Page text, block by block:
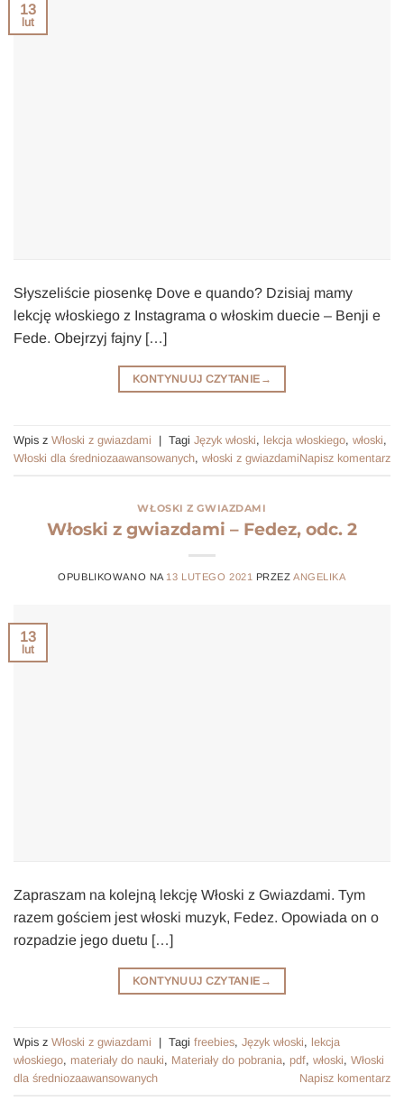
13
lut
Słyszeliście piosenkę Dove e quando? Dzisiaj mamy
lekcję włoskiego z Instagrama o włoskim duecie – Benji e
Fede. Obejrzyj fajny […]
KONTYNUUJ CZYTANIE →
Wpis z Włoski z gwiazdami | Tagi Język włoski, lekcja włoskiego, włoski,
Włoski dla średniozaawansowanych, włoski z gwiazdamiNapisz komentarz
WŁOSKI Z GWIAZDAMI
Włoski z gwiazdami – Fedez, odc. 2
OPUBLIKOWANO NA 13 LUTEGO 2021 PRZEZANGELIKA
13
lut
Zapraszam na kolejną lekcję Włoski z Gwiazdami. Tym
razem gościem jest włoski muzyk, Fedez. Opowiada on o
rozpadzie jego duetu […]
KONTYNUUJ CZYTANIE →
Wpis z Włoski z gwiazdami | Tagi freebies, Język włoski, lekcja
włoskiego, materiały do nauki, Materiały do pobrania, pdf, włoski, Włoski
dla średniozaawansowanych
Napisz komentarz